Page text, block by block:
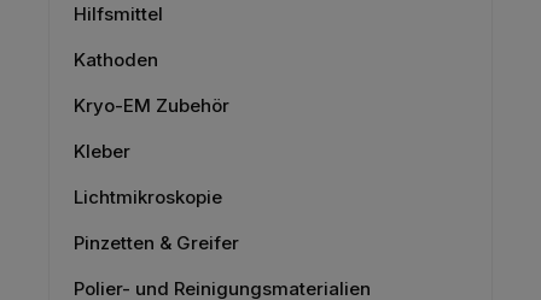
Hilfsmittel
Kathoden
Kryo-EM Zubehör
Kleber
Lichtmikroskopie
Pinzetten & Greifer
Polier- und Reinigungsmaterialien